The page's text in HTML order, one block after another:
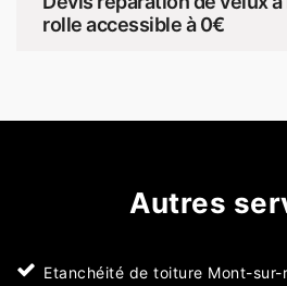
rolle accessible à 0€
Autres
Etanchéité de toiture Mont-sur-